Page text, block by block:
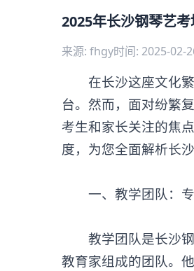
2025年长沙钢琴艺考
来源: fhgy时间: 2025-02-
在长沙这座文化繁
台。然而，面对纷繁
考生和家长关注的焦
度，为您全面解析长
一、教学团队：专
教学团队是长沙钢
教育家组成的团队。